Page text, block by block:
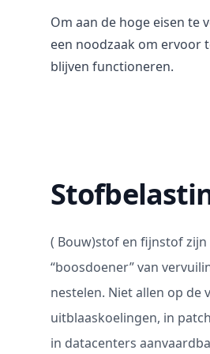
Om aan de hoge eisen te
een noodzaak om ervoor
blijven functioneren.
( Bouw)stof en fijnstof
“boosdoener” van
nestelen. Niet allen op de
uitblaaskoelingen, in
in datacenters